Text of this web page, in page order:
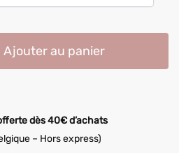
Ajouter au panier
dès 40€ d’achats
– Hors express)